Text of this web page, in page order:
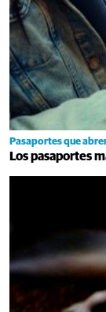
Pasaportes que
Los pasaportes